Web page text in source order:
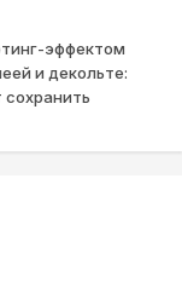
эффектом
и декольте: